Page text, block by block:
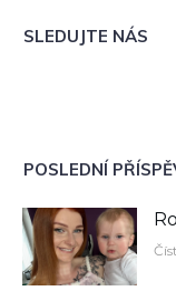
SLEDUJTE NÁS
POSLEDNÍ